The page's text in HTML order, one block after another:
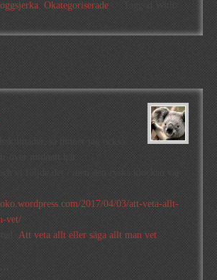
Okategoriserade
så hinner jag också
över midnatt här.
2017/04/03/att-veta-allt-
vet/
Att veta allt eller säga allt man vet